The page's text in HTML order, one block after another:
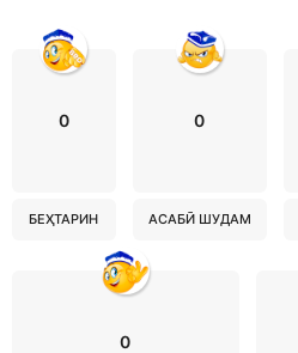
0
БЕҲТАРИН
0
АСАБӢ ШУДАМ
0